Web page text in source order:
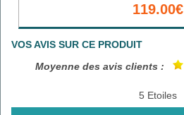
119.00€
VOS AVIS SUR CE PRODUIT
Moyenne des avis clients :
5 Etoiles